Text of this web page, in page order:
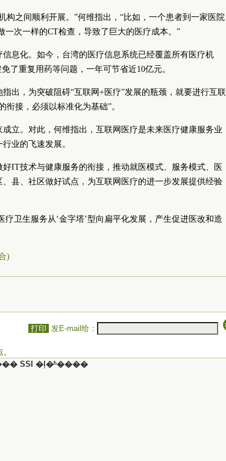
构之间顺利开展。”何维指出，“比如，一个患者到一家医院
次一样的CT检查，导致了巨大的医疗成本。”
息化。如今，台湾的医疗信息系统已经覆盖所有医疗机
了重复用药等问题，一年可节省近10亿元。
出，为突破阻碍“互联网+医疗”发展的瓶颈，就要进行互联
接，必须以标准化为基础”。
立。对此，何维指出，互联网医疗是未来医疗健康服务业
业的飞速发展。
IT技术与健康服务的衔接，推动就医模式、服务模式、医
县、社区做好试点，为互联网医疗的进一步发展提供经验
疗卫生服务从‘金字塔’型向扁平化发展，产生促进医改和造
)
打印 发E-mail给：
。
SSI �ļ�ʱ����